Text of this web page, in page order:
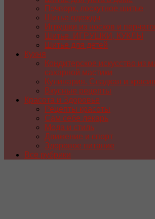
Пэчворк, лоскутное шитье
Шитье одежды
Игрушки из носков и
Шитье. ИГРУШКИ, КУКЛЫ
Шитье для детей
Кухня
Кондитерское искусство из
сахарной мастики
Кулинария. Сладкая и
Вкусные рецепты
Красота и Здоровье
Рецепты красоты
Сам себе лекарь
Мода и стиль
Движение и спорт
Здоровое питание
Все рубрики